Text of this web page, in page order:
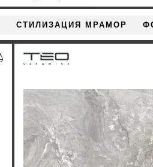
СТИЛИЗАЦИЯ МРАМОР